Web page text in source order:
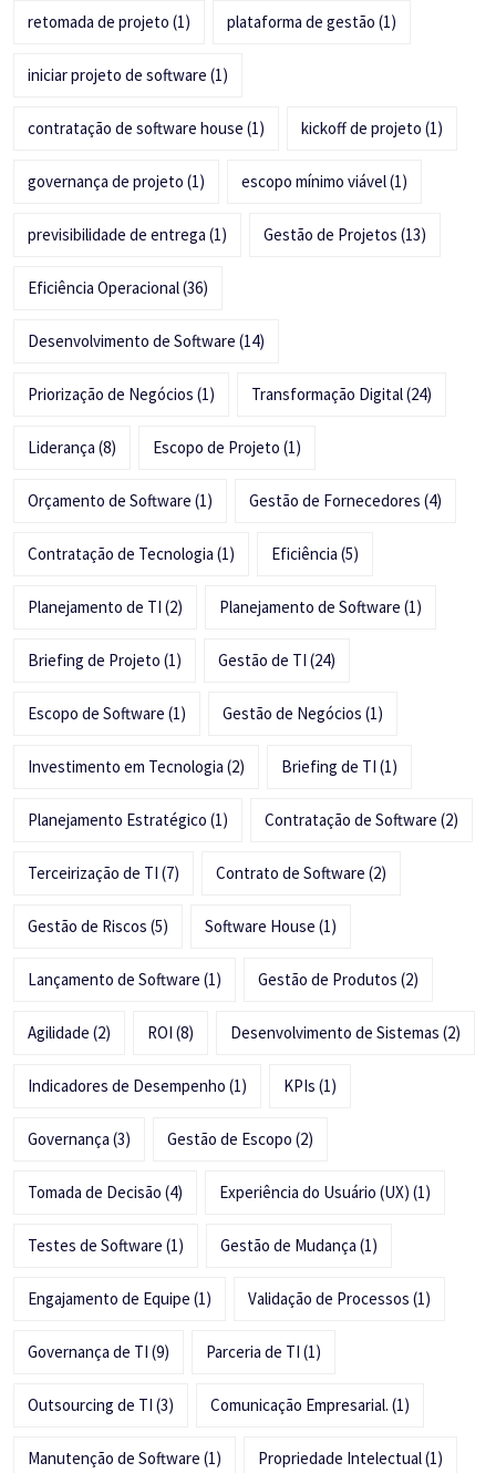
retomada de projeto (1) plataforma de gestão (1)
iniciar projeto de software (1)
contratação de software house (1) kickoff de projeto (1)
governança de projeto (1) escopo mínimo viável(1)
previsibilidade de entrega (1) Gestão de Projetos (13)
Eficiência Operacional(36)
Desenvolvimento de Software (14)
Priorização de Negócios (1) Transformação Digital(24)
Liderança (8) Escopo de Projeto (1)
Orçamento de Software (1) Gestão de Fornecedores (4)
Contratação de Tecnologia (1) Eficiência (5)
Planejamento de TI (2) Planejamento de Software (1)
Briefing de Projeto (1) Gestão de TI (24)
Escopo de Software (1) Gestão de Negócios (1)
Investimento em Tecnologia (2) Briefing de TI (1)
Planejamento Estratégico (1) Contratação de Software (2)
Terceirização de TI (7) Contrato de Software (2)
Gestão de Riscos (5) Software House (1)
Lançamento de Software (1) Gestão de Produtos (2)
Agilidade (2) ROI (8) Desenvolvimento de Sistemas (2)
Indicadores de Desempenho (1) KPIs (1)
Governança (3) Gestão de Escopo (2)
Tomada de Decisão (4) Experiência do Usuário (UX) (1)
Testes de Software (1) Gestão de Mudança (1)
Engajamento de Equipe (1) Validação de Processos (1)
Governança de TI (9) Parceria de TI (1)
Outsourcing de TI (3) Comunicação Empresarial. (1)
Manutenção de Software (1) Propriedade Intelectual(1)